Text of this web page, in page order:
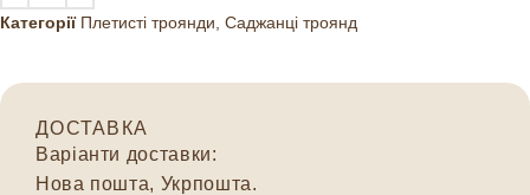
Категорії Плетисті троянди Саджанці троянд
ДОСТАВКА
Варіанти доставки:
Нова пошта, Укрпошта.